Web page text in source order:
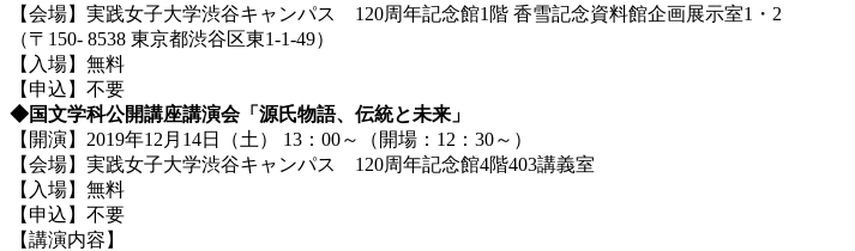
【会場】実践女子大学渋谷キャンパス 120周年記念館1階 香雪記念資料館企画展示室1・2
（〒150- 8538 東京都渋谷区東1-1-49）
【入場】無料
【申込】不要
◆国文学科公開講座講演会「源氏物語、伝統と未来」
【開演】2019年12月14日（土） 13：00～（開場：12：30～）
【会場】実践女子大学渋谷キャンパス 120周年記念館4階403講義室
【入場】無料
【申込】不要
【講演内容】